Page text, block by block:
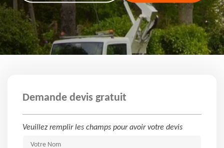
Demande devis gratuit
Veuillez remplir les champs pour avoir votre devis